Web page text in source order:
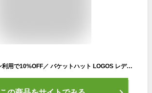
＼本日限定クーポン利用で10%OFF／ バケットハット LOGOS レディース 帽子 吸汗速乾 アウトドア ウォッシュ ロゴス バケハ オールシーズン 紫外線対策 日よけ 全3色 ベージュ/ピンク/サックス 女性 誕生日 プレゼント 男性 ギフト ラッピング無料 [ bucket hat